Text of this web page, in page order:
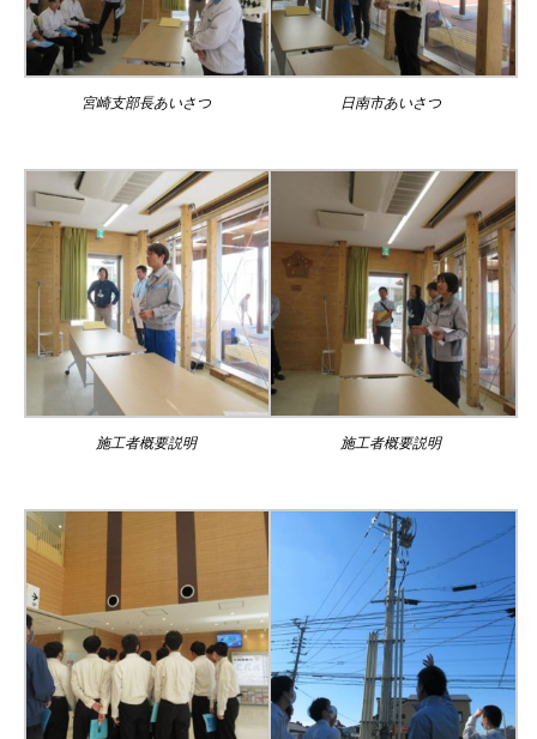
宮崎支部長あいさつ 日南市あいさつ
施工者概要説明 施工者概要説明